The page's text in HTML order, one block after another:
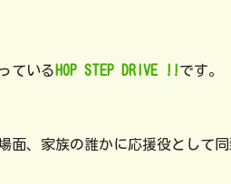
ている HOP STEP DRIVE !!です。
、家族の誰かに応援役として